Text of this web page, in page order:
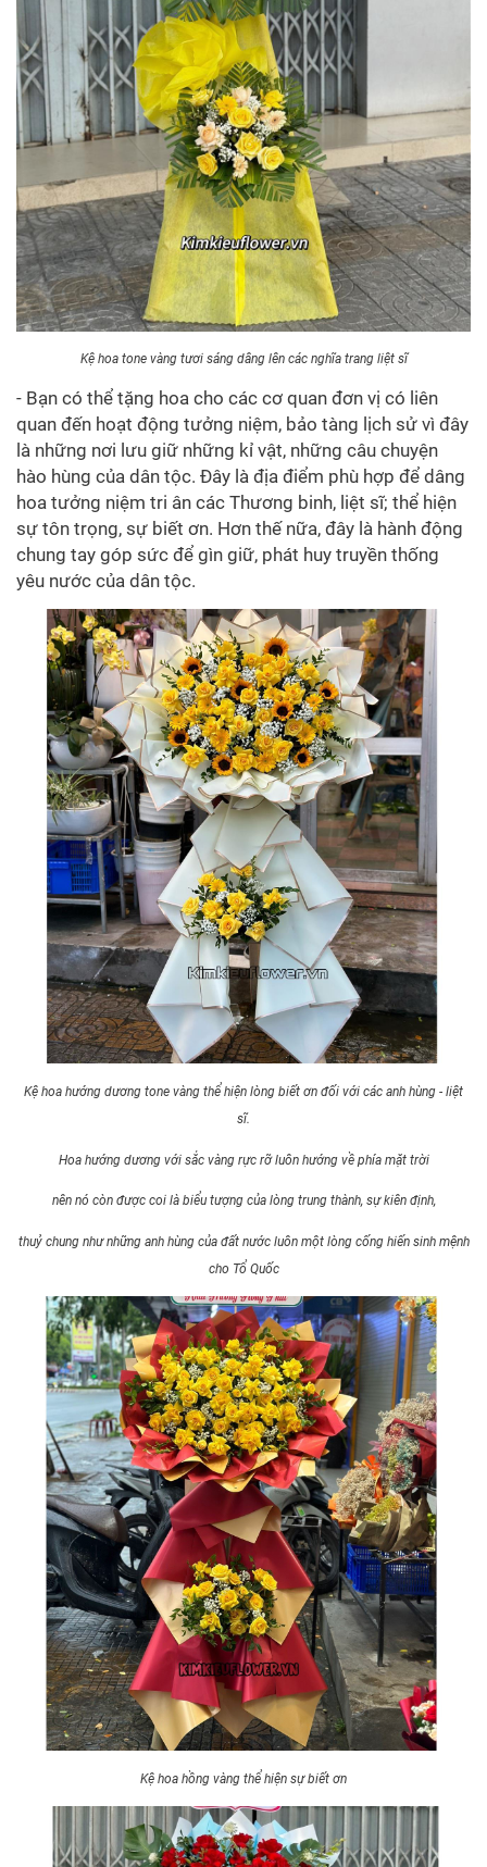
Kệ hoa tone vàng tươi sáng dâng lên các nghĩa trang liệt sĩ
- Bạn có thể tặng hoa cho các cơ quan đơn vị có liên
quan đến hoạt động tưởng niệm, bảo tàng lịch sử vì đây
là những nơi lưu giữ những kỉ vật, những câu chuyện
hào hùng của dân tộc. Đây là địa điểm phù hợp để dâng
hoa tưởng niệm tri ân các Thương binh, liệt sĩ; thể hiện
sự tôn trọng, sự biết ơn. Hơn thế nữa, đây là hành động
chung tay góp sức để gìn giữ, phát huy truyền thống
yêu nước của dân tộc.
Kệ hoa hướng dương tone vàng thể hiện lòng biết ơn đối với các anh hùng - liệt
sĩ.
Hoa hướng dương với sắc vàng rực rỡ luôn hướng về phía mặt trời
nên nó còn được coi là biểu tượng của lòng trung thành, sự kiên định,
thuỷ chung như những anh hùng của đất nước luôn một lòng cống hiến sinh mệnh
cho Tổ Quốc
Kệ hoa hồng vàng thể hiện sự biết ơn